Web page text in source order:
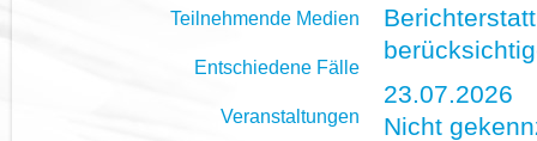
Teilnehmende Medien
Entschiedene Fälle
Veranstaltungen
23.07.2026
Nicht